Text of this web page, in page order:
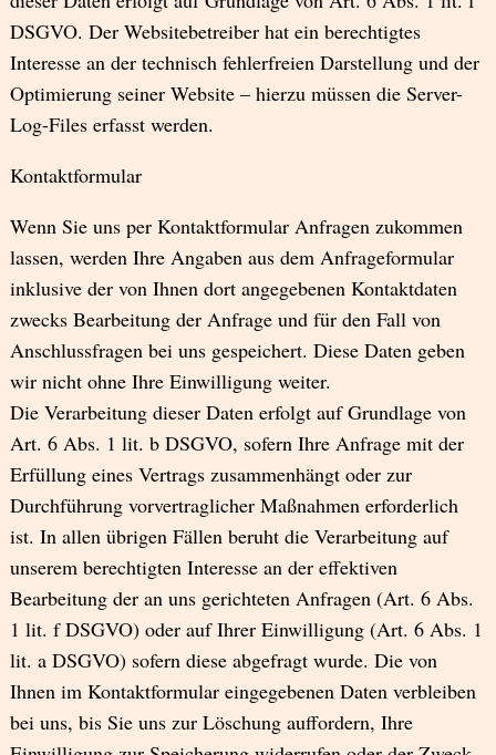
DSGVO. Der Websitebetreiber hat ein berechtigtes
Interesse an der technisch fehlerfreien Darstellung und der
Optimierung seiner Website – hierzu müssen die Server-
Log-Files erfasst werden.
Kontaktformular
Wenn Sie uns per Kontaktformular Anfragen zukommen
lassen, werden Ihre Angaben aus dem Anfrageformular
inklusive der von Ihnen dort angegebenen Kontaktdaten
zwecks Bearbeitung der Anfrage und für den Fall von
Anschlussfragen bei uns gespeichert. Diese Daten geben
wir nicht ohne Ihre Einwilligung weiter.
Die Verarbeitung dieser Daten erfolgt auf Grundlage von
Art. 6 Abs. 1 lit. b DSGVO, sofern Ihre Anfrage mit der
Erfüllung eines Vertrags zusammenhängt oder zur
Durchführung vorvertraglicher Maßnahmen erforderlich
ist. In allen übrigen Fällen beruht die Verarbeitung auf
unserem berechtigten Interesse an der effektiven
Bearbeitung der an uns gerichteten Anfragen (Art. 6 Abs.
1 lit. f DSGVO) oder auf Ihrer Einwilligung (Art. 6 Abs. 1
lit. a DSGVO) sofern diese abgefragt wurde. Die von
Ihnen im Kontaktformular eingegebenen Daten verbleiben
bei uns, bis Sie uns zur Löschung auffordern, Ihre